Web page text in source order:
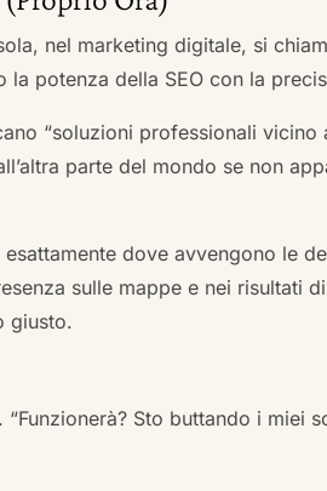
nel marketing digitale, si
la potenza della SEO con la
“soluzioni professionali vicino
parte del mondo se non
dove avvengono le
sulle mappe e nei risultati
giusto.
Sto buttando i miei